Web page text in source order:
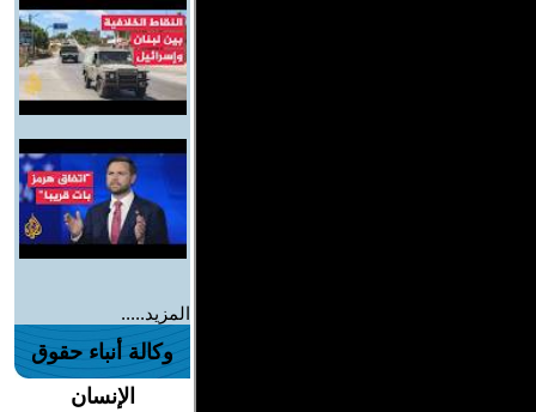
المزيد.....
وكالة أنباء حقوق
الإنسان